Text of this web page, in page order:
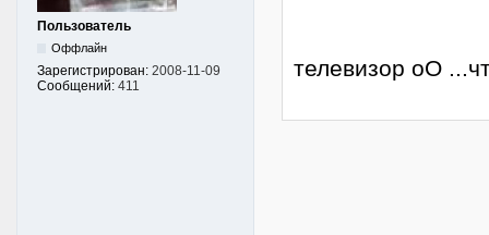
Пользователь
Оффлайн
Зарегистрирован: 2008-11-09
Сообщений: 411
телевизор оО